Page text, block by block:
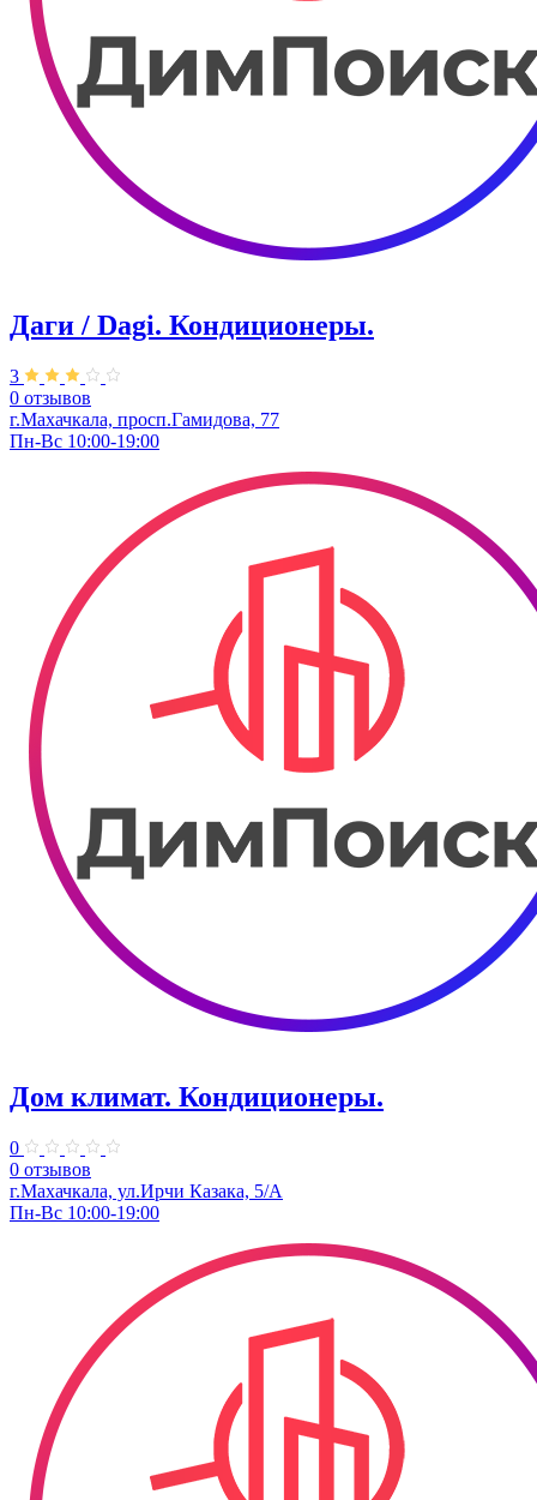
Даги / Dagi. Кондиционеры.
3
0 отзывов
г.Махачкала, просп.Гамидова, 77
Пн-Вс 10:00-19:00
Дом климат. Кондиционеры.
0
0 отзывов
г.Махачкала, ​ул.Ирчи Казака, 5/А
Пн-Вс 10:00-19:00